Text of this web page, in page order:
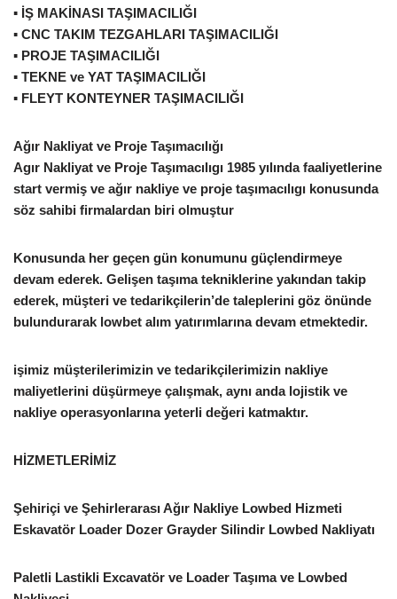
▪ İŞ MAKİNASI TAŞIMACILIĞI
▪ CNC TAKIM TEZGAHLARI TAŞIMACILIĞI
▪ PROJE TAŞIMACILIĞI
▪ TEKNE ve YAT TAŞIMACILIĞI
▪ FLEYT KONTEYNER TAŞIMACILIĞI
Ağır Nakliyat ve Proje Taşımacılığı
Agır Nakliyat ve Proje Taşımacılıgı 1985 yılında faaliyetlerine
start vermiş ve ağır nakliye ve proje taşımacılıgı konusunda
söz sahibi firmalardan biri olmuştur
Konusunda her geçen gün konumunu güçlendirmeye
devam ederek. Gelişen taşıma tekniklerine yakından takip
ederek, müşteri ve tedarikçilerin’de taleplerini göz önünde
bulundurarak lowbet alım yatırımlarına devam etmektedir.
işimiz müşterilerimizin ve tedarikçilerimizin nakliye
maliyetlerini düşürmeye çalışmak, aynı anda lojistik ve
nakliye operasyonlarına yeterli değeri katmaktır.
HİZMETLERİMİZ
Şehiriçi ve Şehirlerarası Ağır Nakliye Lowbed Hizmeti
Eskavatör Loader Dozer Grayder Silindir Lowbed Nakliyatı
Paletli Lastikli Excavatör ve Loader Taşıma ve Lowbed